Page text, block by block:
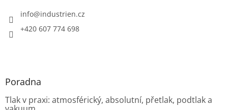
info@industrien.cz
+420 607 774 698
Poradna
Tlak v praxi: atmosférický, absolutní, přetlak, podtlak a